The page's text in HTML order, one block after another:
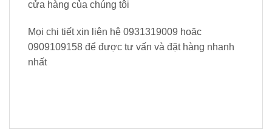
cửa hàng của chúng tôi
Mọi chi tiết xin liên hệ 0931319009 hoăc
0909109158 để được tư vấn và đặt hàng nhanh
nhất